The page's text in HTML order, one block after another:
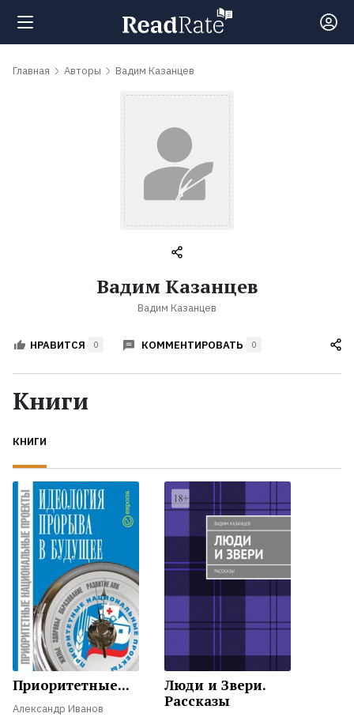
Поиск
обсуждаемые
Авторы
Жанры
Экранизации
Коллекции
Главная Авторы Вадим Казанцев
Вадим Казанцев
Вадим Казанцев
НРАВИТСЯ 0 КОММЕНТИРОВАТЬ 0
Книги
КНИГИ
Приоритетные...
Александр Иванов
Люди и Звери.
Рассказы